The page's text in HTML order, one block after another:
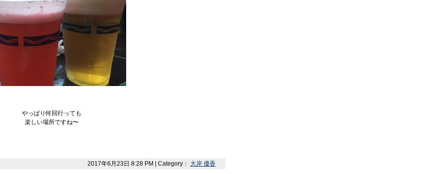
やっぱり何回行っても
楽しい場所ですね〜
2017年6月23日 8:28 PM | Category： 大岸 優香